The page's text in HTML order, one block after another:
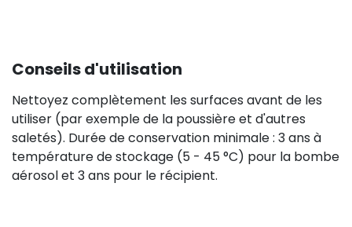
Conseils d'utilisation
Nettoyez complètement les surfaces avant de les
utiliser (par exemple de la poussière et d'autres
saletés). Durée de conservation minimale : 3 ans à
température de stockage (5 - 45 °C) pour la bombe
aérosol et 3 ans pour le récipient.